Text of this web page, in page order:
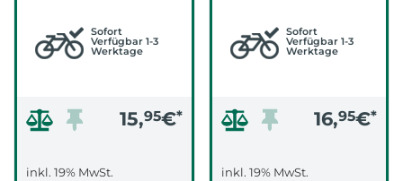
Sofort
Verfügbar 1-3
Werktage
15,95€*
inkl. 19% MwSt.
Sofort
Verfügbar 1-3
Werktage
16,95€*
inkl. 19% MwSt.